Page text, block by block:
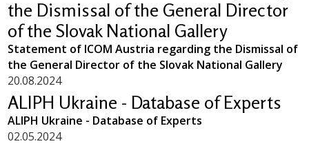
the Dismissal of the General Director
of the Slovak National Gallery
Statement of ICOM Austria regarding the Dismissal of
the General Director of the Slovak National Gallery
20.08.2024
ALIPH Ukraine - Database of Experts
ALIPH Ukraine - Database of Experts
02.05.2024